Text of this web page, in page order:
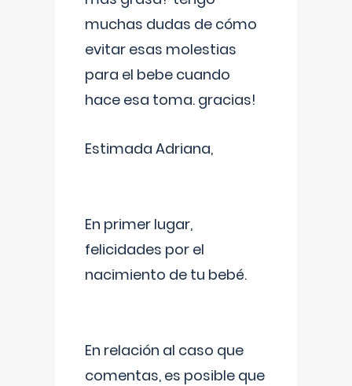
muchas dudas de cómo
evitar esas molestias
para el bebe cuando
hace esa toma. gracias!
Estimada Adriana,
En primer lugar,
felicidades por el
nacimiento de tu bebé.
En relación al caso que
comentas, es posible que